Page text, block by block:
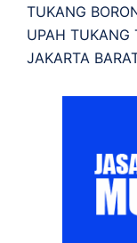
TUKANG
UPAH TUKANG
JAKARTA